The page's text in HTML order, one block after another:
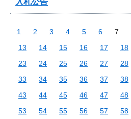
1 2 3 4 5 6 7
13
14 15 16 17 18
23
24 25 26 27 28
33
34 35 36 37 38
43
44 45 46 47 48
53
54 55 56 57 58